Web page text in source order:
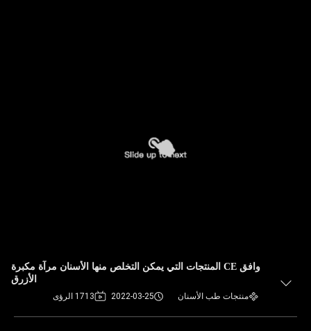
وافق CE المنتجات التي يمكن التخلص منها الأسنان مرآة مكبرة
الأزرق
منتجات طب الأسنان 2022-03-25 1713 الرؤى